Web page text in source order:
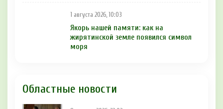
1 августа 2026, 10:03
Якорь нашей памяти: как на
жирятинской земле появился символ
моря
Областные новости